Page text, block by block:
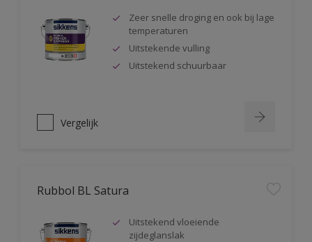
Zeer snelle droging en ook bij lage
temperaturen
Uitstekende vulling
Uitstekend schuurbaar
Vergelijk
Rubbol BL Satura
Uitstekend vloeiende
zijdeglanslak